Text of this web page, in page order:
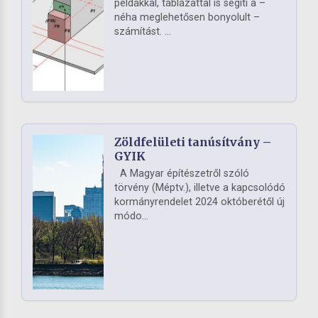
példákkal, táblázattal is segíti a –
néha meglehetősen bonyolult –
számítást. ...
Zöldfelületi tanúsítvány –
GYIK
A Magyar építészetről szóló
törvény (Méptv.), illetve a kapcsolódó
kormányrendelet 2024 októberétől új
módo...